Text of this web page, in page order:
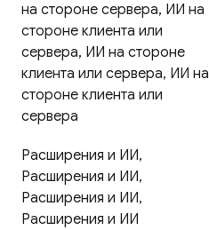
на стороне сервера, ИИ на
стороне клиента или
сервера, ИИ на стороне
клиента или сервера, ИИ на
стороне клиента или
сервера
Расширения и ИИ,
Расширения и ИИ,
Расширения и ИИ,
Расширения и ИИ